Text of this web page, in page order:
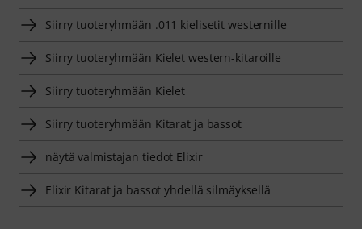
Siirry tuoteryhmään .011 kielisetit westernille
Siirry tuoteryhmään Kielet western-kitaroille
Siirry tuoteryhmään Kielet
Siirry tuoteryhmään Kitarat ja bassot
näytä valmistajan tiedot Elixir
Elixir Kitarat ja bassot yhdellä silmäyksellä